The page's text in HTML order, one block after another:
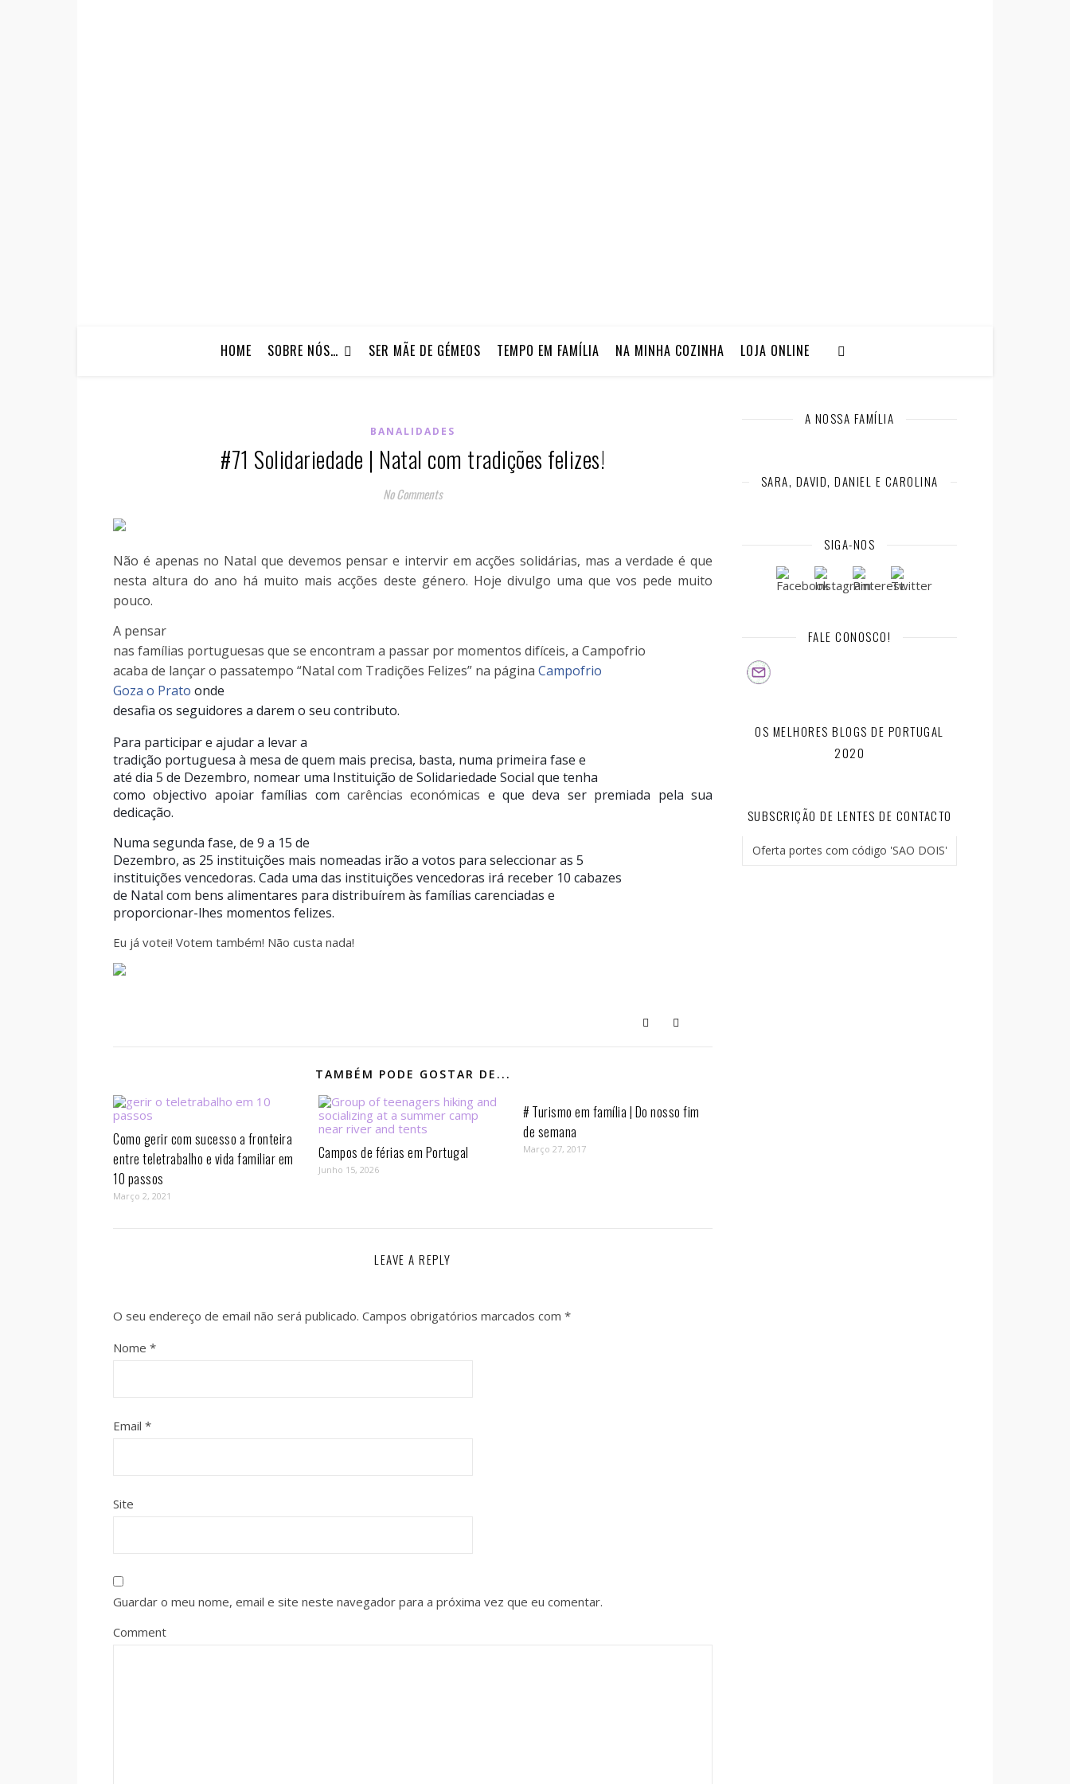
HOME SOBRE NÓS… SER MÃE DE GÉMEOS TEMPO EM FAMÍLIA NA MINHA COZINHA LOJA ONLINE
BANALIDADES
#71 Solidariedade | Natal com tradições felizes!
No Comments
Não é apenas no Natal que devemos pensar e intervir em acções solidárias, mas a verdade é que
nesta altura do ano há muito mais acções deste género. Hoje divulgo uma que vos pede muito
pouco.
A pensar
nas famílias portuguesas que se encontram a passar por momentos difíceis, a Campofrio
acaba de lançar o passatempo “Natal com Tradições Felizes” na página Campofrio
Goza o Prato onde
desafia os seguidores a darem o seu contributo.
Para participar e ajudar a levar a
tradição portuguesa à mesa de quem mais precisa, basta, numa primeira fase e
até dia 5 de Dezembro, nomear uma Instituição de Solidariedade Social que tenha
como objectivo apoiar famílias com carências económicas e que deva ser premiada pela sua
dedicação.
Numa segunda fase, de 9 a 15 de
Dezembro, as 25 instituições mais nomeadas irão a votos para seleccionar as 5
instituições vencedoras. Cada uma das instituições vencedoras irá receber 10 cabazes
de Natal com bens alimentares para distribuírem às famílias carenciadas e
proporcionar-lhes momentos felizes.
Eu já votei! Votem também! Não custa nada!
TAMBÉM PODE GOSTAR DE...
Como gerir com sucesso a fronteira
entre teletrabalho e vida familiar em
10 passos⁣
Março 2, 2021
Campos de férias em Portugal
Junho 15, 2026
# Turismo em família | Do nosso fim
de semana
Março 27, 2017
LEAVE A REPLY
O seu endereço de email não será publicado. Campos obrigatórios marcados com *
Nome *
Email *
Site
Guardar o meu nome, email e site neste navegador para a próxima vez que eu comentar.
Comment
A NOSSA FAMÍLIA
SARA, DAVID, DANIEL E CAROLINA
SIGA-NOS
FALE CONOSCO!
OS MELHORES BLOGS DE PORTUGAL
2020
SUBSCRIÇÃO DE LENTES DE CONTACTO
Oferta portes com código 'SAO DOIS'